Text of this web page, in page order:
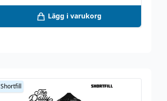
Lägg i varukorg
Shortfill